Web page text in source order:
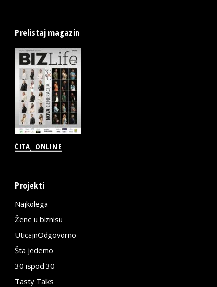
Prelistaj magazin
ČITAJ ONLINE
Projekti
Najkolega
Žene u biznisu
UticajnOdgovorno
Šta jedemo
30 ispod 30
Tasty Talks